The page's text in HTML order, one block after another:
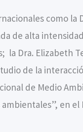
como la
de alta
la Dra. Elizabeth
de la
de Medio
en